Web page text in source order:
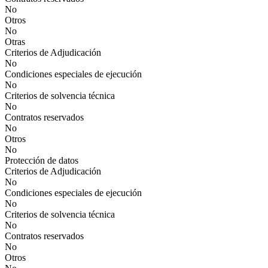
No
Otros
No
Otras
Criterios de Adjudicación
No
Condiciones especiales de ejecución
No
Criterios de solvencia técnica
No
Contratos reservados
No
Otros
No
Protección de datos
Criterios de Adjudicación
No
Condiciones especiales de ejecución
No
Criterios de solvencia técnica
No
Contratos reservados
No
Otros